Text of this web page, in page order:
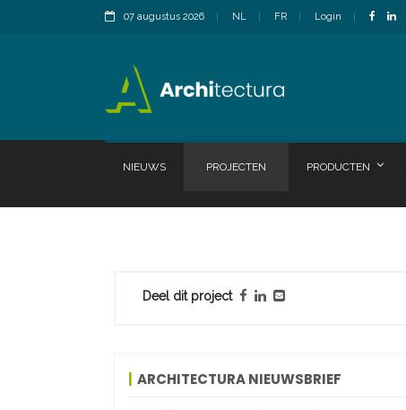
07 augustus 2026 NL FR Login
NIEUWS PROJECTEN PRODUCTEN
Deel dit project
ARCHITECTURA NIEUWSBRIEF